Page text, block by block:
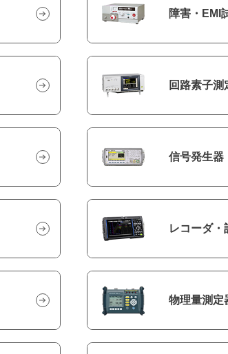
障害・EMI
回路素子測
信号発生器
レコーダ・
物理量測定